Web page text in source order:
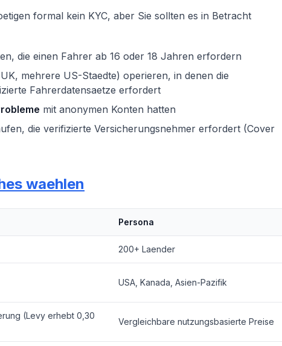
formal kein KYC, aber Sie sollten es in Betracht
die einen Fahrer ab 16 oder 18 Jahren erfordern
mehrere US-Staedte) operieren, in denen die
Fahrerdatensaetze erfordert
mit anonymen Konten hatten
die verifizierte Versicherungsnehmer erfordert (Cover
waehlen
Persona
200+ Laender
USA, Kanada, Asien-Pazifik
(Levy erhebt 0,30
Vergleichbare nutzungsbasierte Preise